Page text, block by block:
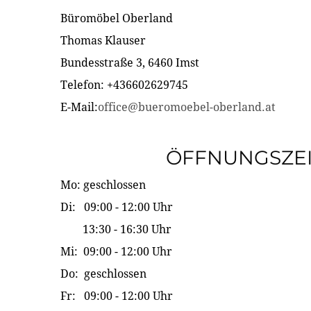
Büromöbel Oberland
Thomas Klauser
Bundesstraße 3, 6460 Imst
Telefon: +436602629745
E-Mail:office@bueromoebel-oberland.at
Mo: geschlossen
Di: 09:00 - 12:00 Uhr
13:30 - 16:30 Uhr
Mi: 09:00 - 12:00 Uhr
Do: geschlossen
Fr: 09:00 - 12:00 Uhr